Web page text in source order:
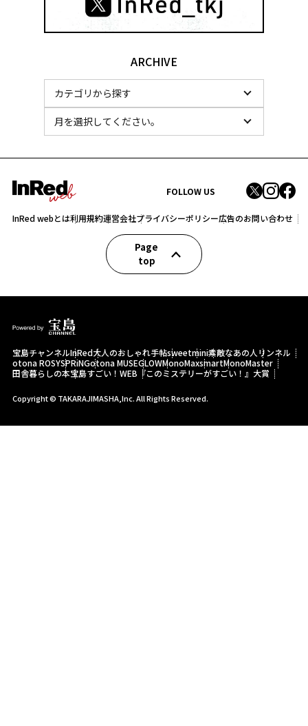
ARCHIVE
FOLLOW US
InRed webとは利用規約運営会社プライバシーポリシー広告のお問い合わせ
Page
top
宝島チャンネルInRed大人のおしゃれ手帖sweetmini素敵なあの人 リンネル
otona ROSYSPRiNGotona MUSEGLOWMonoMaxsmartMonoMaster
田舎暮らしの本宝島すごい！WEB 『このミステリーがすごい！』大賞
Copyright © TAKARAJIMASHA,Inc. All Rights Reserved.